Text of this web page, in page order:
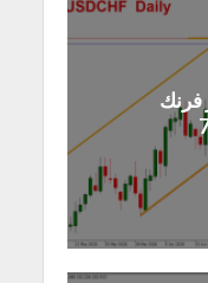
فرنك